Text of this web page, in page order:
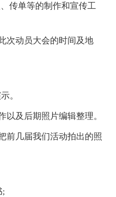
传单等的制作和宣传工
次动员大会的时间及地
。
及后期照片编辑整理。
前几届我们活动拍出的照
;